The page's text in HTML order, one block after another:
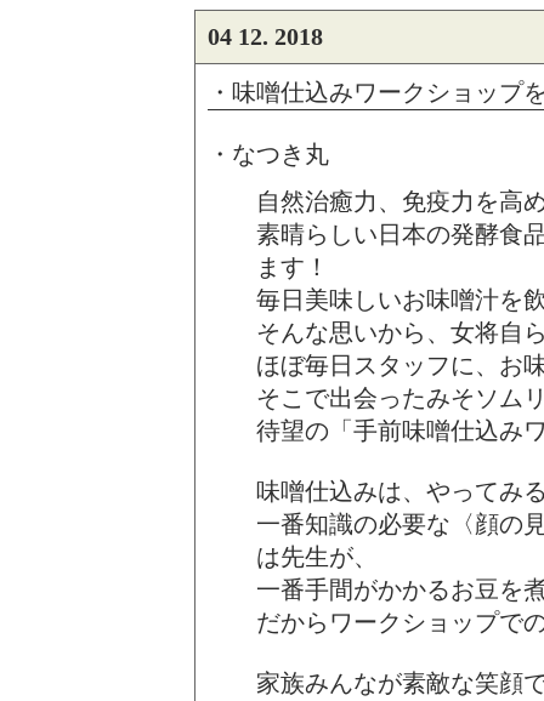
04 12. 2018
・味噌仕込みワークショップ
・なつき丸
自然治癒力、免疫力を高
素晴らしい日本の発酵食
ます！
毎日美味しいお味噌汁を
そんな思いから、女将自
ほぼ毎日スタッフに、お
そこで出会ったみそソム
待望の「手前味噌仕込み
味噌仕込みは、やってみ
一番知識の必要な〈顔の
は先生が、
一番手間がかかるお豆を
だからワークショップで
家族みんなが素敵な笑顔